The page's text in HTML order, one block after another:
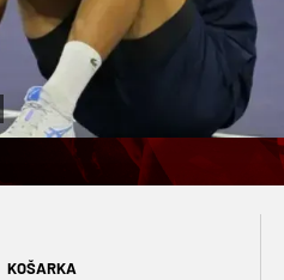
KOŠARKA